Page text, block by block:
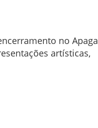
no Apaga
artísticas,